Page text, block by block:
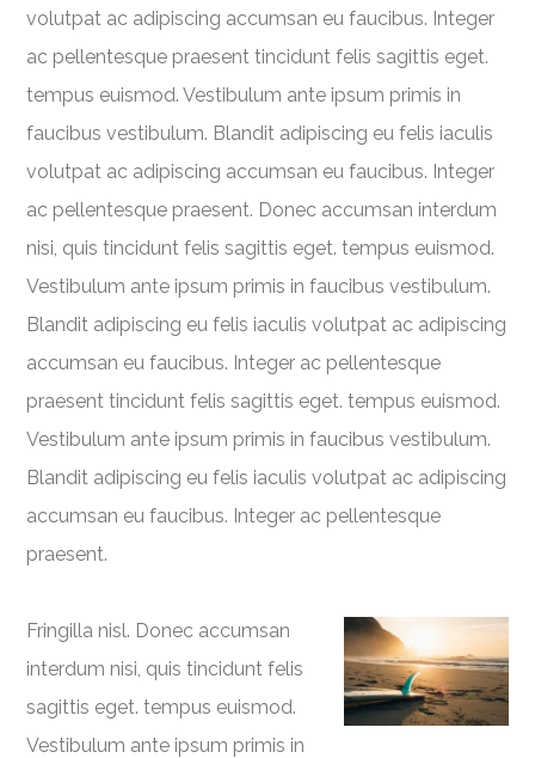
volutpat ac adipiscing accumsan eu faucibus. Integer
ac pellentesque praesent tincidunt felis sagittis eget.
tempus euismod. Vestibulum ante ipsum primis in
faucibus vestibulum. Blandit adipiscing eu felis iaculis
volutpat ac adipiscing accumsan eu faucibus. Integer
ac pellentesque praesent. Donec accumsan interdum
nisi, quis tincidunt felis sagittis eget. tempus euismod.
Vestibulum ante ipsum primis in faucibus vestibulum.
Blandit adipiscing eu felis iaculis volutpat ac adipiscing
accumsan eu faucibus. Integer ac pellentesque
praesent tincidunt felis sagittis eget. tempus euismod.
Vestibulum ante ipsum primis in faucibus vestibulum.
Blandit adipiscing eu felis iaculis volutpat ac adipiscing
accumsan eu faucibus. Integer ac pellentesque
praesent.
Fringilla nisl. Donec accumsan
interdum nisi, quis tincidunt felis
sagittis eget. tempus euismod.
Vestibulum ante ipsum primis in